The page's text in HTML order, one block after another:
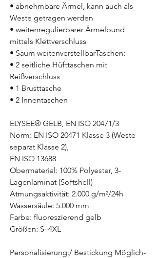
• abnehmbare Ärmel, kann auch als
Weste getragen werden
• weitenregulierbarer Ärmelbund
mittels Klettverschluss
• Saum weitenverstellbarTaschen:
• 2 seitliche Hüfttaschen mit
Reißverschluss
• 1 Brusttasche
• 2 Innentaschen
ELYSEE® GELB, EN ISO 20471/3
Norm: EN ISO 20471 Klasse 3 (Weste
separat Klasse 2),
EN ISO 13688
Obermaterial: 100% Polyester, 3-
Lagenlaminat (Softshell)
Atmungsaktivität: 2.000 g/m²/24h
Wassersäule: 5.000 mm
Farbe: fluoreszierend gelb
Größen: S–4XL
Personalisierung:/ Bestickung Möglich-